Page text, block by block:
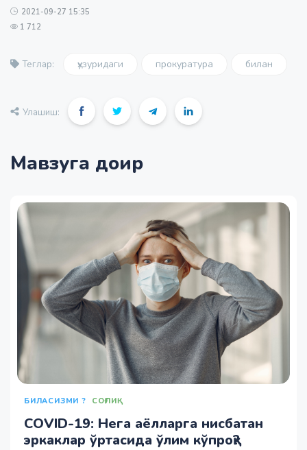
2021-09-27 15:35
1 712
Теглар: ҳузуридаги прокуратура билан
Улашиш:
Мавзуга доир
БИЛАСИЗМИ ? СОҒЛИҚ
COVID-19: Нега аёлларга нисбатан
эркаклар ўртасида ўлим кўпроқ?